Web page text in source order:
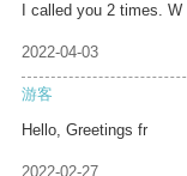
I called you 2 times. W
2022-04-03
游客
Hello, Greetings fr
2022-02-27